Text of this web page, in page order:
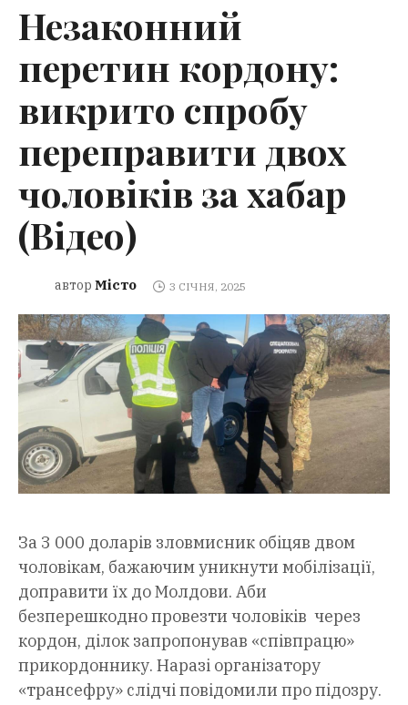
Незаконний
перетин кордону:
викрито спробу
переправити двох
чоловіків за хабар
(Відео)
автор Місто 3 СІЧНЯ, 2025
За 3 000 доларів зловмисник обіцяв двом
чоловікам, бажаючим уникнути мобілізації,
доправити їх до Молдови. Аби
безперешкодно провезти чоловіків через
кордон, ділок запропонував «співпрацю»
прикордоннику. Наразі організатору
«трансефру» слідчі повідомили про підозру.